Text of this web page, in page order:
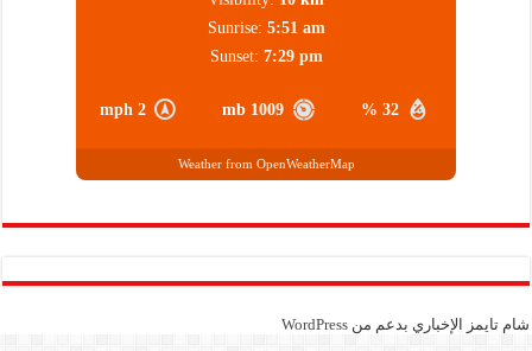
32 %
1009 mb
2 mph
Sunrise: 5:51 am
Sunset: 7:29 pm
Weather from OpenWeatherMap
شام تايمز الإخباري بدعم منWordPress